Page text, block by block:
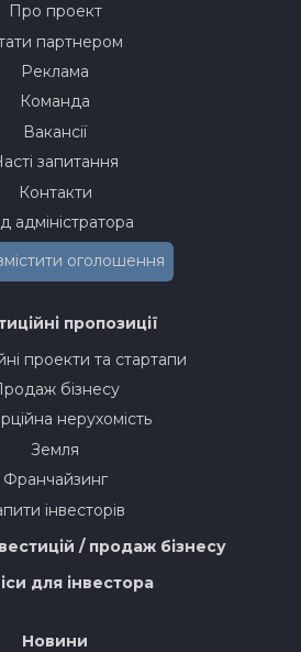
Про проект
партнером
Реклама
Команда
Вакансії
запитання
Контакти
адміністратора
оголошення
пропозиції
проекти та стартапи
бізнесу
нерухомість
Земля
Франчайзинг
інвесторів
/ продаж бізнесу
для інвестора
Новини